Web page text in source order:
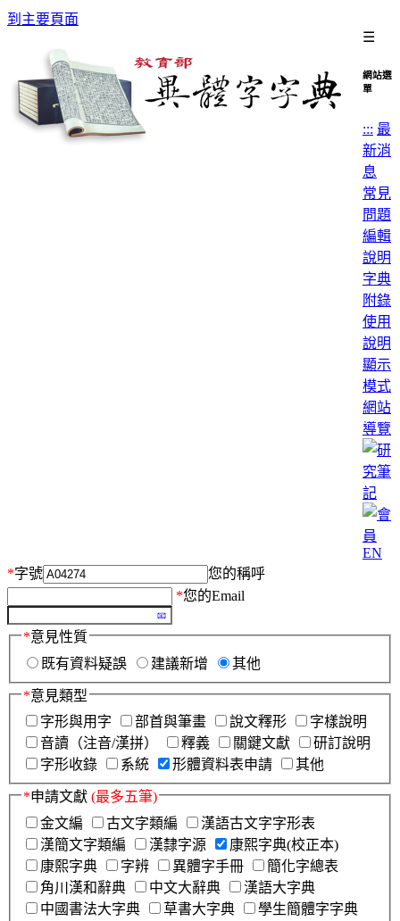
到主要頁面
☰
網站選
單
::: 最
新消
息
常見
問題
編輯
說明
字典
附錄
使用
說明
顯示
模式
網站
導覽
EN
*字號
您的稱呼
*您的Email
*意見性質
既有資料疑誤
建議新增 其他
*意見類型
字形與用字
部首與筆畫 說文釋形
字樣說明
音讀（注音/漢拼）
釋義 關鍵文獻
研訂說明
字形收錄
系統 形體資料表申請 其他
*申請文獻 (最多五筆)
金文編
古文字類編
漢語古文字字形表
漢簡文字類編
漢隸字源
康熙字典(校正本)
康熙字典
字辨 異體字手冊
簡化字總表
角川漢和辭典
中文大辭典
漢語大字典
中國書法大字典
草書大字典
學生簡體字字典